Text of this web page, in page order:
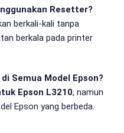
Resetter?
berkali-kali tanpa
berkala pada printer
Semua Model Epson?
Epson L3210, namun
Epson yang berbeda.